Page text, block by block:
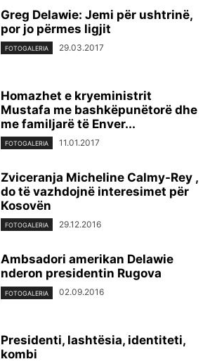
Greg Delawie: Jemi për ushtrinë,
por jo përmes ligjit
FOTOGALERIA 29.03.2017
Homazhet e kryeministrit
Mustafa me bashkëpunëtorë dhe
me familjarë të Enver...
FOTOGALERIA 11.01.2017
Zviceranja Micheline Calmy-Rey ,
do të vazhdojnë interesimet për
Kosovën
FOTOGALERIA 29.12.2016
Ambsadori amerikan Delawie
nderon presidentin Rugova
FOTOGALERIA 02.09.2016
Presidenti, lashtësia, identiteti,
kombi